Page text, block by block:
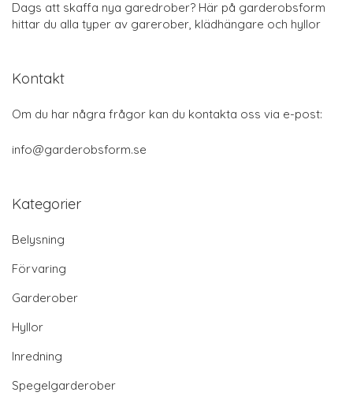
Dags att skaffa nya garedrober? Här på garderobsform
hittar du alla typer av garerober, klädhängare och hyllor
Kontakt
Om du har några frågor kan du kontakta oss via e-post:
info@garderobsform.se
Kategorier
Belysning
Förvaring
Garderober
Hyllor
Inredning
Spegelgarderober